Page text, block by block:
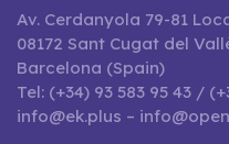
Av. Cerdanyola 79-81
08172 Sant Cugat del
Barcelona (Spain)
Tel: (+34) 93 583 95 43 /
info@ek.plus –